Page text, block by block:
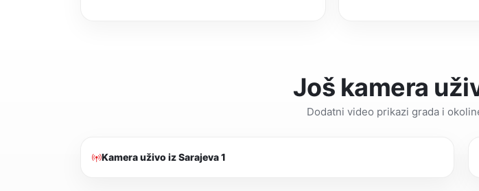
Još kamera
Dodatni video prikazi grada i
Kamera uživo iz Sarajeva 1